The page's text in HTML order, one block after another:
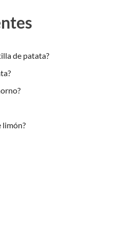
de patata?
limón?